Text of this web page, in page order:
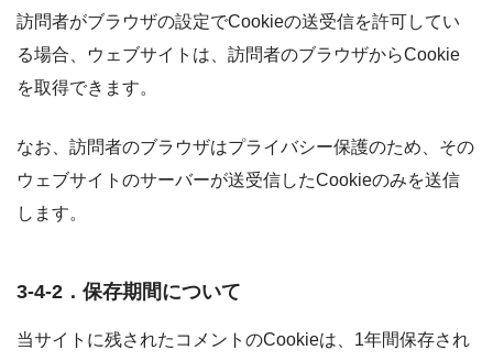
訪問者がブラウザの設定でCookieの送受信を許可してい
る場合、ウェブサイトは、訪問者のブラウザからCookie
を取得できます。
なお、訪問者のブラウザはプライバシー保護のため、その
ウェブサイトのサーバーが送受信したCookieのみを送信
します。
3-4-2．保存期間について
当サイトに残されたコメントのCookieは、1年間保存され